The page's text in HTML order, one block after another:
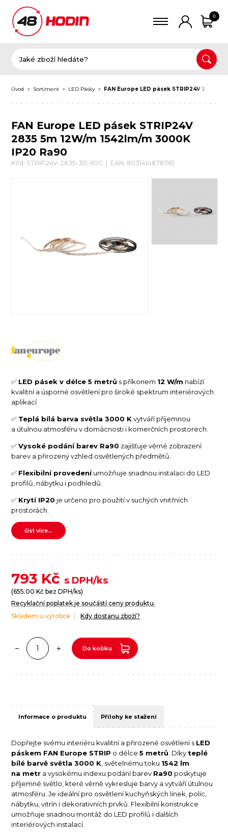
0
Úvod Sortiment LED Pásky FAN Europe LED pásek STRIP24V 2835 5m
FAN Europe LED pásek STRIP24V
2835 5m 12W/m 1542lm/m 3000K
IP20 Ra90
Kód: STRIP24V-2835-3D-60C | EAN: 8031414878765
✅ LED pásek v délce 5 metrů s příkonem 12 W/m nabízí
kvalitní a úsporné osvětlení pro široké spektrum interiérových
aplikací.
✅ Teplá bílá barva světla 3000 K vytváří příjemnou
a útulnou atmosféru v domácnosti i komerčních prostorech.
✅Vysoké podání barev Ra90 zajišťuje věrné zobrazení
barev a přirozený vzhled osvětlených předmětů.
✅ Flexibilní provedeníumožňuje snadnou instalaci do LED
profilů, nábytku i podhledů.
✅ Krytí IP20 je určeno pro použití v suchých vnitřních
prostorách.
číst více...
793 Kč s DPH/ks
(655.00 Kč bez DPH/ks)
Recyklační poplatek je součástí ceny produktu.
Skladem u výrobce
Kdy dostanu zboží?
Do košíku
Informace o produktu Přílohy ke stažení
Dopřejte svému interiéru kvalitní a přirozené osvětlení s LED
páskem FAN Europe STRIP o délce5 metrů . Díky teplé
bílé barvě světla 3000 K , světelnému toku 1542 lm
na metr a vysokému indexu podání barev Ra90 poskytuje
příjemné světlo, které věrně vykresluje barvy a vytváří útulnou
atmosféru. Je ideální pro osvětlení kuchyňských linek, polic,
nábytku, vitrín i dekorativních prvků. Flexibilní konstrukce
umožňuje snadnou montáž do LED profilů i dalších
interiérových instalací.